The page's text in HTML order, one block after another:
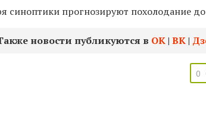
синоптики прогнозируют похолодание до
новости публикуются в ОК| ВК|
0